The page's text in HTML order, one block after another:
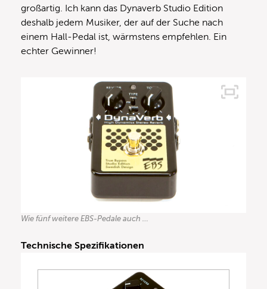
großartig. Ich kann das Dynaverb Studio Edition
deshalb jedem Musiker, der auf der Suche nach
einem Hall-Pedal ist, wärmstens empfehlen. Ein
echter Gewinner!
Wie fünf weitere EBS-Pedale auch …
Technische Spezifikationen